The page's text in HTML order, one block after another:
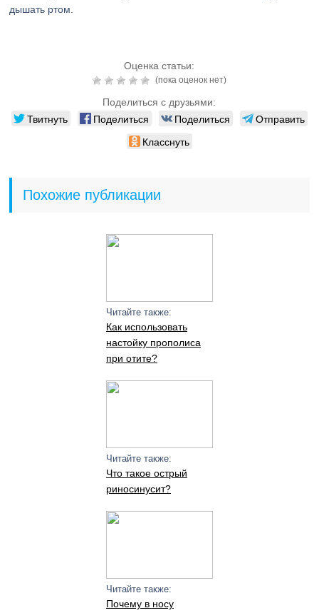
дышать ртом.
Оценка статьи:
(пока оценок нет)
Поделиться с друзьями:
Твитнуть Поделиться Поделиться
Отправить
Класснуть
Похожие публикации
Читайте также:
Как использовать
настойку прополиса
при отите?
Читайте также:
Что такое острый
риносинусит?
Читайте также:
Почему в носу